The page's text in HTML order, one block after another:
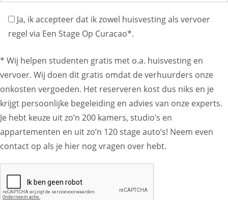
Ja, ik accepteer dat ik zowel huisvesting als vervoer
regel via Een Stage Op Curacao*.
* Wij helpen studenten gratis met o.a. huisvesting en
vervoer. Wij doen dit gratis omdat de verhuurders onze
onkosten vergoeden. Het reserveren kost dus niks en je
krijgt persoonlijke begeleiding en advies van onze experts.
Je hebt keuze uit zo’n 200 kamers, studio’s en
appartementen en uit zo’n 120 stage auto’s! Neem even
contact op als je hier nog vragen over hebt.